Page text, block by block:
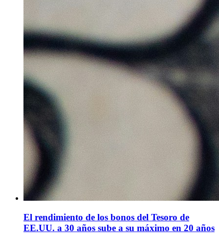
El rendimiento de los bonos del Tesoro de
EE.UU. a 30 años sube a su máximo en 20 años